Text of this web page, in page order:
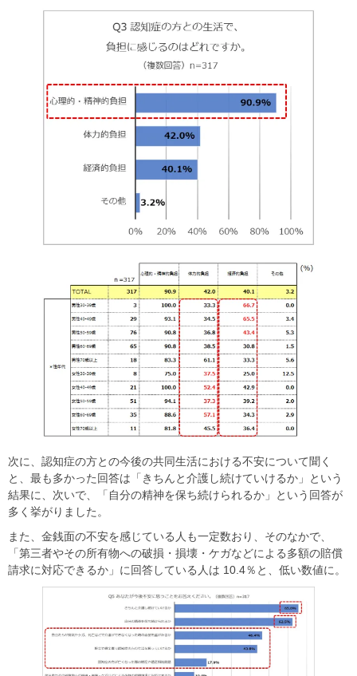
次に、認知症の方との今後の共同生活における不安について聞く
と、最も多かった回答は「きちんと介護し続けていけるか」という
結果に、次いで、「自分の精神を保ち続けられるか」という回答が
多く挙がりました。
また、金銭面の不安を感じている人も一定数おり、そのなかで、
「第三者やその所有物への破損・損壊・ケガなどによる多額の賠償
請求に対応できるか」に回答している人は 10.4％と、低い数値に。